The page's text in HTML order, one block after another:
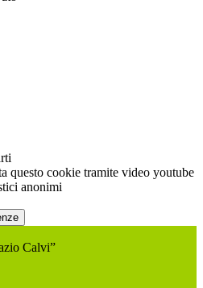
questo cookie tramite video youtube
anonimi
Calvi”